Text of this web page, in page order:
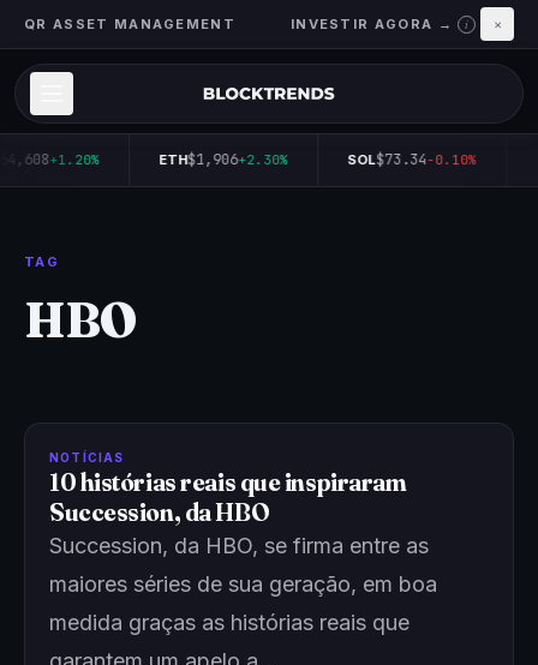
QR ASSET MANAGEMENT INVESTIR AGORA → i ×
+1.20% ETH$1,906+2.30% SOL$73.34-0.10%
TAG
HBO
NOTÍCIAS
10 histórias reais que inspiraram
Succession, da HBO
Succession, da HBO, se firma entre as
maiores séries de sua geração, em boa
medida graças as histórias reais que